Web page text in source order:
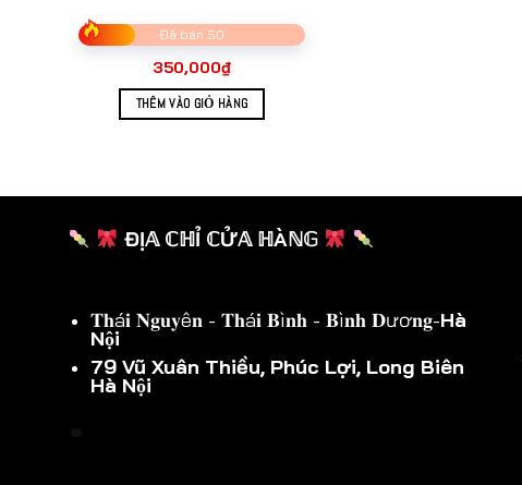
Đã bán 50
350,000₫
THÊM VÀO GIỎ HÀNG
ĐỊ𝔸 ℂℍỈ ℂỬ𝔸 ℍÀℕ𝔾
𝐓𝐡á𝐢 𝐍𝐠𝐮𝐲ê𝐧 - 𝐓𝐡á𝐢 𝐁ì𝐧𝐡 - 𝐁ì𝐧𝐡 𝐃ươ𝐧𝐠-Hà
Nội
79 Vũ Xuân Thiều, Phúc Lợi, Long Biên
Hà Nội